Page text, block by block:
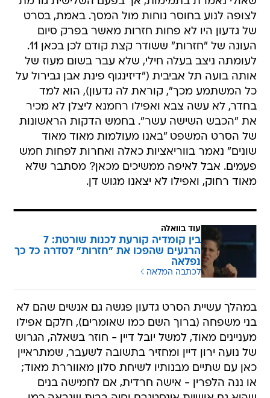
לצופה לנוע בחוסר נוחות מול המסך. באמת, בסרט
של גדעון היו לא פחות חזרות מאשר בפרק סיום
העונה של "חזרות" ששודר קצת קודם לכן בכאן 11.
לעומתה ניצב בעלה חילי, שלא עבר בשום מעוז של
אותה בועה תל אביבית ("דיזינגוף פינת אבן גבירול על
כל המשתמע מכך", קוראת לה גדעון), הוא למד
בחדר, לא עשה צבא ואפילו רחמנא ליצלן לא מכיר
את "הכבש השישה עשר". בחמש הדקות הראשונות
של הסרט המשפט "באנו מעולמות מאוד מאוד
שונים" נאמר בווריאציות כאלה ואחרות לפחות חמש
פעמים. אבל לאיפה ממשיכים מכאן? מסתבר שלא
מאוד רחוק, ואפילו לא יצאנו מגוש דן.
עוד בוואלה
בין קומדיה קורעת לכנות שורטת: 7
הרגעים שהפכו את "חזרות" לסדרה כל כך
נפלאה
לכתבה המלאה
במהלך עשיית הסרט גדעון פגשה גם אנשים שהם לא
בני משפחה (ברוך השם כמו שאומרים), חלקם אפילו
מעניינים מאוד, למשל יובל דיין - חוזר בשאלה, הגרוש
של נועה ירון דיין ומחזיר בתשובה לשעבר, שמתראיין
כאן עם שתיים מבנותיו לשיחת סלון מאווררת מאוד;
או ננה הלפרין - אישה חרדית, אם לחמישה בנים